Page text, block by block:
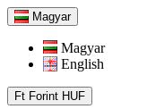
Magyar
Magyar
English
Ft Forint HUF